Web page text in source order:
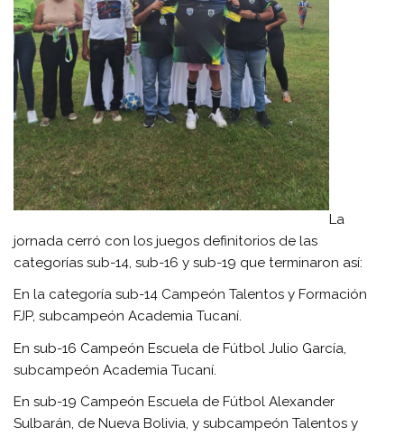
La
jornada cerró con los juegos definitorios de las
categorías sub-14, sub-16 y sub-19 que terminaron así:
En la categoría sub-14 Campeón Talentos y Formación
FJP, subcampeón Academia Tucaní.
En sub-16 Campeón Escuela de Fútbol Julio García,
subcampeón Academia Tucaní.
En sub-19 Campeón Escuela de Fútbol Alexander
Sulbarán, de Nueva Bolivia, y subcampeón Talentos y